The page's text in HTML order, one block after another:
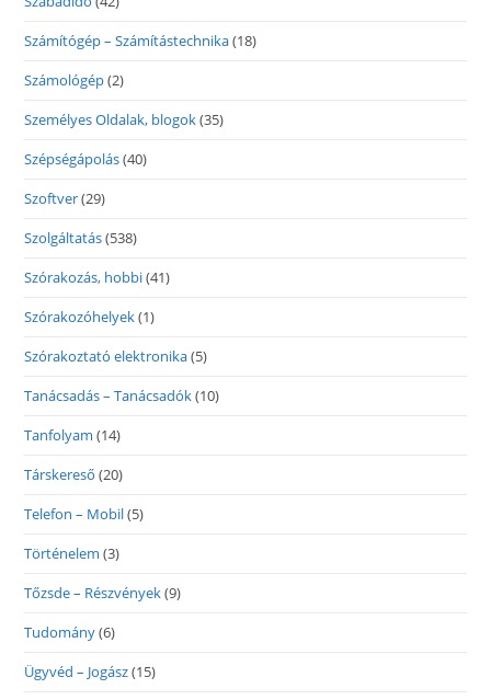
Számítógép – Számítástechnika(18)
Számológép(2)
Személyes Oldalak, blogok(35)
Szépségápolás(40)
Szoftver(29)
Szolgáltatás(538)
Szórakozás, hobbi(41)
Szórakozóhelyek(1)
Szórakoztató elektronika(5)
Tanácsadás – Tanácsadók(10)
Tanfolyam (14)
Társkereső (20)
Telefon – Mobil(5)
Történelem (3)
Tőzsde – Részvények(9)
Tudomány(6)
Ügyvéd – Jogász(15)